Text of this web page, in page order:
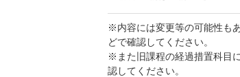
※内容には変更等の可能性も
どで確認してください。
※また旧課程の経過措置科目
認してください。